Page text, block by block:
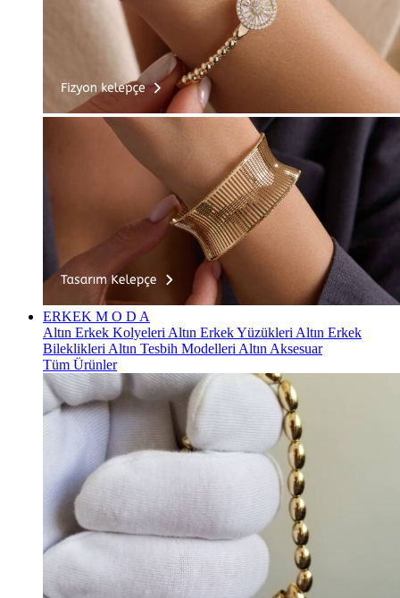
ERKEK M O D A
Altın Erkek Kolyeleri Altın Erkek Yüzükleri Altın Erkek
Bileklikleri Altın Tesbih Modelleri Altın Aksesuar
Tüm Ürünler